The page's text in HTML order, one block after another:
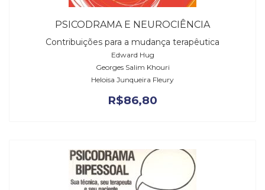
PSICODRAMA E NEUROCIÊNCIA
Contribuições para a mudança terapêutica
Edward Hug
Georges Salim Khouri
Heloisa Junqueira Fleury
R$86,80